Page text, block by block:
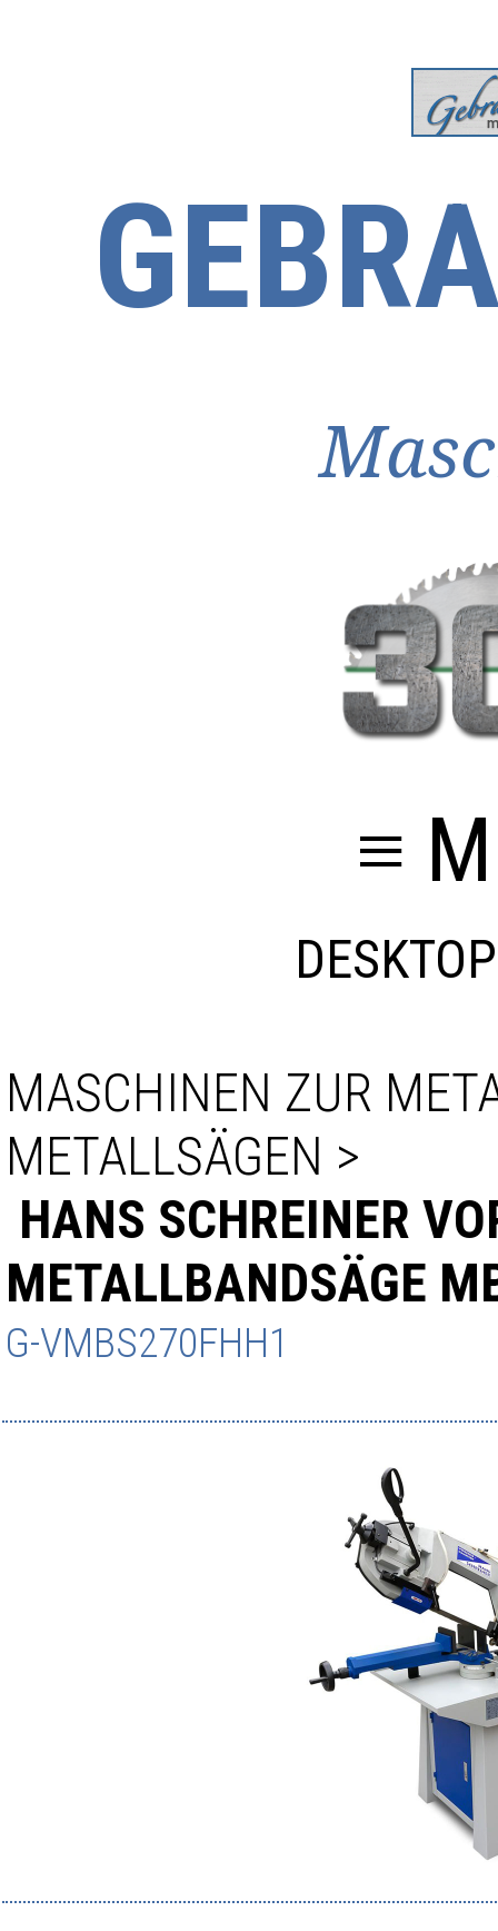
≡
MASCHINEN ZUR
METALLSÄGEN >
HANS SCHREINER
METALLBANDSÄGE
G-VMBS270FHH1